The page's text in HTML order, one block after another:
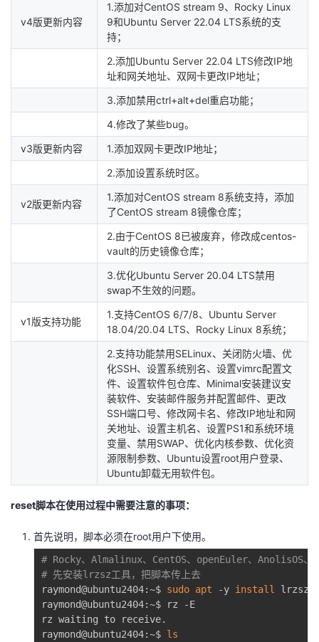
v4版更新内容
1.添加对CentOS stream 9、Rocky Linux
9和Ubuntu Server 22.04 LTS系统的支
持；
2.添加Ubuntu Server 22.04 LTS修改IP地
址和网关地址、双网卡更改IP地址；
3.添加禁用ctrl+alt+del重启功能；
4.修改了某些bug。
v3版更新内容
1.添加双网卡更改IP地址；
2.添加设置系统时区。
v2版更新内容
1.添加对CentOS stream 8系统支持，添加
了CentOS stream 8镜像仓库；
2.由于CentOS 8已被废弃，修改成centos-
vault的历史镜像仓库；
3.优化Ubuntu Server 20.04 LTS禁用
swap不生效的问题。
v1版支持功能
1.支持CentOS 6/7/8、Ubuntu Server
18.04/20.04 LTS、Rocky Linux 8系统；
2.支持功能禁用SELinux、关闭防火墙、优
化SSH、设置系统别名、设置vimrc配置文
件、设置软件包仓库、Minimal安装建议安
装软件、安装邮件服务并配置邮件、更改
SSH端口号、修改网卡名、修改IP地址和网
关地址、设置主机名、设置PS1和系统环境
变量、禁用SWAP、优化内核参数、优化资
源限制参数、Ubuntu设置root用户登录、
Ubuntu卸载无用软件包。
reset脚本在使用过程中需要注意的事项：
首先说明，脚本必须在root用户下使用。
# Rocky、Almalinux、CentOS、openEuler、AnolisOS、
# 先安装lrzsz工具，把脚本传上去
raymond@ubuntu2404:~$ sudo apt -y install lrzsz
raymond@ubuntu2404:~$ rz -E
rz waiting to receive.
raymond@ubuntu2404:~$ ls